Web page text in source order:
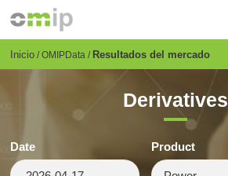
principal
Breadcrumb
Inicio OMIPData Resultados del mercado
Derivatives
Date Product